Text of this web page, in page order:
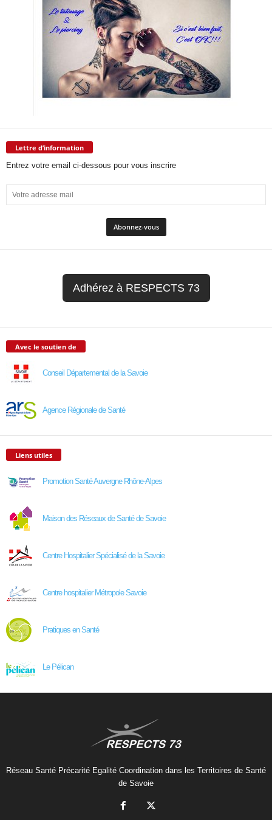
Lettre d’information
Entrez votre email ci-dessous pour vous inscrire
Adhérez à RESPECTS 73
Avec le soutien de
Conseil Départemental de la Savoie
Agence Régionale de Santé
Liens utiles
Promotion Santé Auvergne Rhône-Alpes
Maison des Réseaux de Santé de Savoie
Centre Hospitalier Spécialisé de la Savoie
Centre hospitalier Métropole Savoie
Pratiques en Santé
Le Pélican
Réseau Santé Précarité Egalité Coordination dans les Territoires de Santé
de Savoie